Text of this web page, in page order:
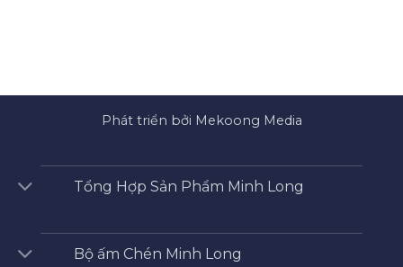
Phát triển bởi Mekoong Media
Tổng Hợp Sản Phẩm Minh Long
Bộ ấm Chén Minh Long